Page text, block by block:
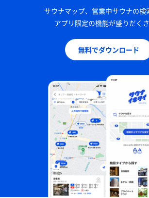
サウナマップ、営業中サウナの検
アプリ限定の機能が盛りだくさ
無料でダウンロード